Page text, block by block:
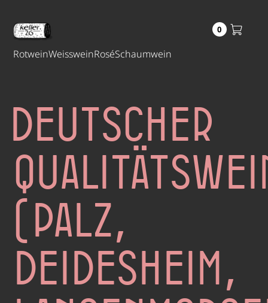
RotweinWeissweinRoséSchaumwein
0
Deutscher
(Palz,
Deidesheim,